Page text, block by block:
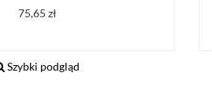
Cena
75,65 zł
Szybki podgląd